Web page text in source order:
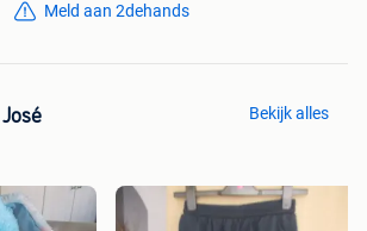
Meld aan 2dehands
Bekijk alles